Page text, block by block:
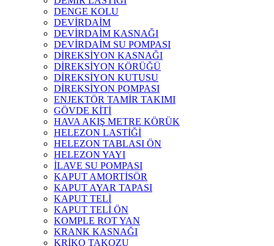
DENGE KOLU
DEVİRDAİM
DEVİRDAİM KASNAĞI
DEVİRDAİM SU POMPASI
DİREKSİYON KASNAĞI
DİREKSİYON KÖRÜĞÜ
DİREKSİYON KUTUSU
DİREKSİYON POMPASI
ENJEKTÖR TAMİR TAKIMI
GÖVDE KİTİ
HAVA AKIŞ METRE KÖRÜK
HELEZON LASTİĞİ
HELEZON TABLASI ÖN
HELEZON YAYI
İLAVE SU POMPASI
KAPUT AMORTİSÖR
KAPUT AYAR TAPASI
KAPUT TELİ
KAPUT TELİ ÖN
KOMPLE ROT YAN
KRANK KASNAĞI
KRİKO TAKOZU